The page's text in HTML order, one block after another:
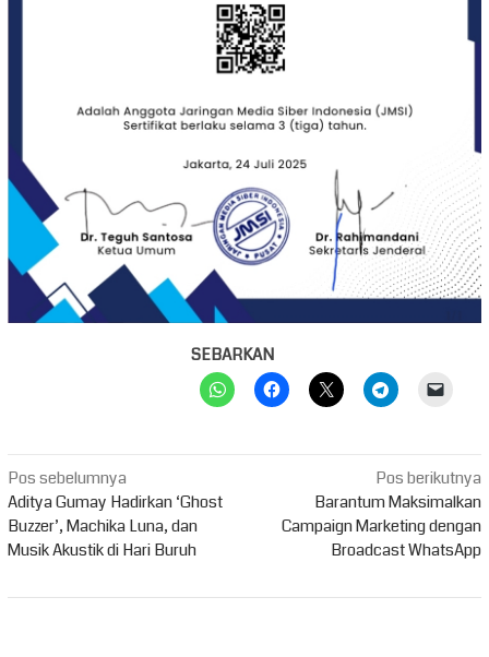
SEBARKAN
Navigasi
pos
Pos sebelumnya
Aditya Gumay Hadirkan ‘Ghost
Buzzer’, Machika Luna, dan
Musik Akustik di Hari Buruh
Pos berikutnya
Barantum Maksimalkan
Campaign Marketing dengan
Broadcast WhatsApp